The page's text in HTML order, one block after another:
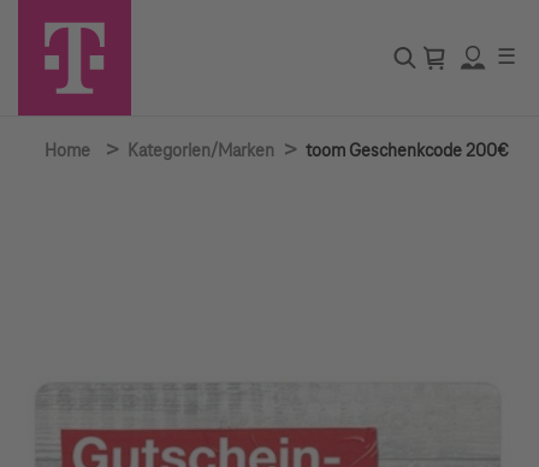
☰
Home > Kategorien/Marken > toom Geschenkcode 200€